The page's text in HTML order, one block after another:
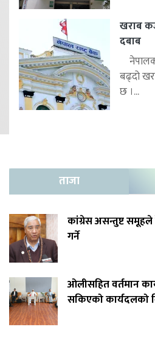
खराब
दबाब
बढ्दो
छ ।...
ताजा
कांग्रेस असन्तुष्ट समूहले
गर्ने
ओलीसहित वर्तमान
सकिएको कार्यदलको